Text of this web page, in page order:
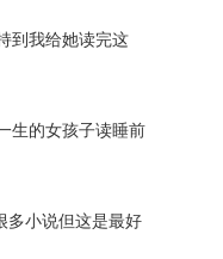
到我给她读完这
生的女孩子读睡前
多小说但这是最好